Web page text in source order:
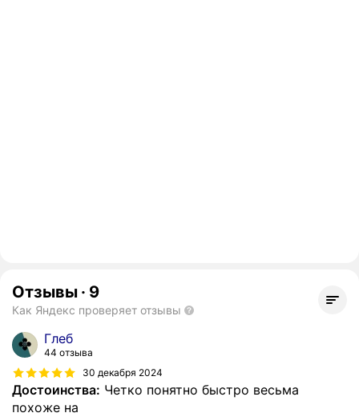
Отзывы · 9
Как Яндекс проверяет отзывы
Глеб
44 отзыва
30 декабря 2024
Достоинства: Четко понятно быстро весьма
похоже на